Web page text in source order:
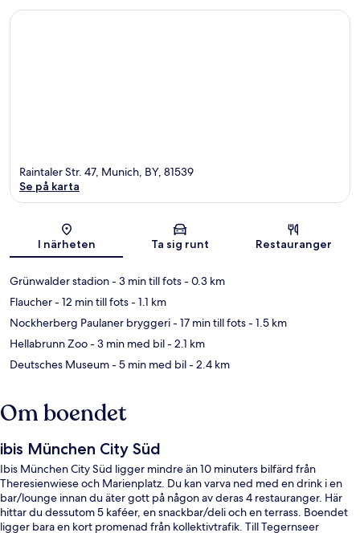
Karta
Raintaler Str. 47, Munich, BY, 81539
Se på karta
I närheten Ta sig runt Restauranger
Grünwalder stadion- 3 min till fots- 0.3 km
Flaucher- 12 min till fots- 1.1 km
Nockherberg Paulaner bryggeri- 17 min till fots- 1.5 km
Hellabrunn Zoo- 3 min med bil- 2.1 km
Deutsches Museum- 5 min med bil- 2.4 km
Om boendet
ibis München City Süd
Ibis München City Süd ligger mindre än 10 minuters bilfärd från
Theresienwiese och Marienplatz. Du kan varva ned med en drink i en
bar/lounge innan du äter gott på någon av deras 4 restauranger. Här
hittar du dessutom 5 kaféer, en snackbar/deli och en terrass. Boendet
ligger bara en kort promenad från kollektivtrafik. Till Tegernseer